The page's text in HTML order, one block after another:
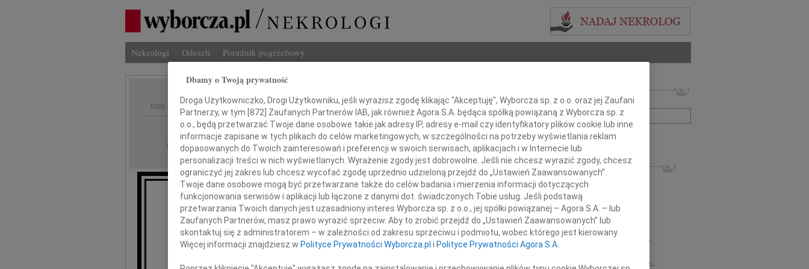
Nekrologi Odeszli Poradnik pogrzebowy
IMIĘ I NAZWISKO:
REGION: Gdańsk
DATA EMISJI: 04.01.2012
Naszemu drogiemu Koledze
Michałowi Sznycer
Imię i nazwisko lub numer ogłoszenia:
+ szukanie zaawansowane
INNE NEKROLOGI
06.08.2026Gdańsk
Drogi Piotrze Koleżanki i Koledzy z firmy...
05.08.2026Gdańsk
Nasze Koleżance Renacie Sęk w trudnych...
04.08.2026
Gdańsk
Panu Piotrowi Widzowi Radnemu Sejmiku...
Zofia Mazurek
Naszej Koleżance Beacie Rumińskiej wyrazy...
Dbamy o Twoją prywatność
Droga Użytkowniczko, Drogi Użytkowniku, jeśli wyrazisz zgodę klikając "Akceptuję", Wyborcza sp. z o.o. oraz jej Zaufani
Partnerzy, w tym [872] Zaufanych Partnerów IAB, jak również Agora S.A. będąca spółką powiązaną z Wyborcza sp. z
o.o., będą przetwarzać Twoje dane osobowe takie jak adresy IP, adresy e-mail czy identyfikatory plików cookie lub inne
informacje zapisane w tych plikach do celów marketingowych, w szczególności na potrzeby wyświetlania reklam
dopasowanych do Twoich zainteresowań i preferencji w swoich serwisach, aplikacjach i w Internecie lub
personalizacji treści w nich wyświetlanych. Wyrażenie zgody jest dobrowolne. Jeśli nie chcesz wyrazić zgody, chcesz
ograniczyć jej zakres lub chcesz wycofać zgodę uprzednio udzieloną przejdź do „Ustawień Zaawansowanych”.
Twoje dane osobowe mogą być przetwarzane także do celów badania i mierzenia informacji dotyczących
funkcjonowania serwisów i aplikacji lub łączone z danymi dot. świadczonych Tobie usług. Jeśli podstawą
przetwarzania Twoich danych jest uzasadniony interes Wyborcza sp. z o.o., jej spółki powiązanej – Agora S.A. – lub
Zaufanych Partnerów, masz prawo wyrazić sprzeciw. Aby to zrobić przejdź do „Ustawień Zaawansowanych” lub
skontaktuj się z administratorem – w zależności od zakresu sprzeciwu i podmiotu, wobec którego jest kierowany.
Więcej informacji znajdziesz w Polityce Prywatności Wyborcza.pl i Polityce Prywatności Agora S.A.